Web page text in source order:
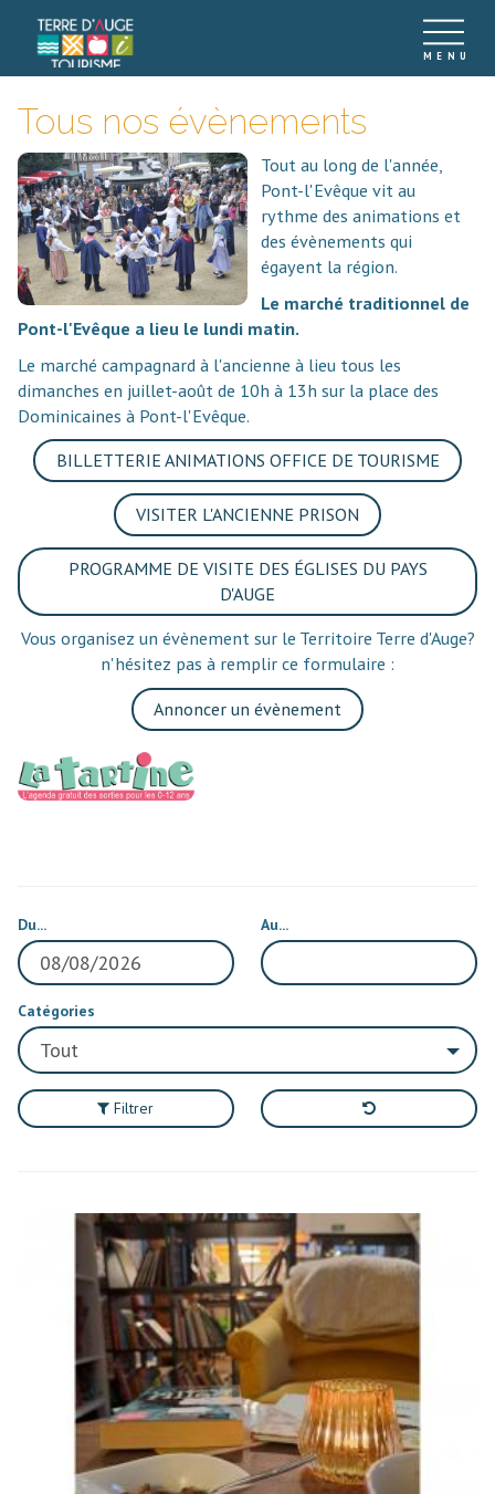
Tous nos évènements
Tout au long de l'année,
Pont-l'Evêque vit au
rythme des animations et
des évènements qui
égayent la région.
Le marché traditionnel de
Pont-l'Evêque a lieu le lundi matin.
Le marché campagnard à l'ancienne à lieu tous les
dimanches en juillet-août de 10h à 13h sur la place des
Dominicaines à Pont-l'Evêque.
BILLETTERIE ANIMATIONS OFFICE DE TOURISME
VISITER L'ANCIENNE PRISON
PROGRAMME DE VISITE DES ÉGLISES DU PAYS
D'AUGE
Vous organisez un évènement sur le Territoire Terre d'Auge?
n'hésitez pas à remplir ce formulaire :
Annoncer un évènement
Du... Au...
Catégories
Filtrer